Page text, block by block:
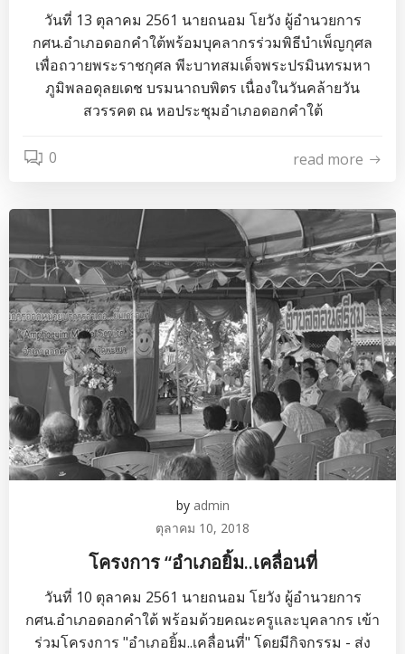
วันที่ 13 ตุลาคม 2561 นายถนอม โยวัง ผู้อำนวยการ
กศน.อำเภอดอกคำใต้พร้อมบุคลากรร่วมพิธีบำเพ็ญกุศล
เพื่อถวายพระราชกุศล พีะบาทสมเด็จพระปรมินทรมหา
ภูมิพลอดุลยเดช บรมนาถบพิตร เนื่องในวันคล้ายวัน
สวรรคต ณ หอประชุมอำเภอดอกคำใต้
0 read more
by admin
ตุลาคม 10, 2018
โครงการ “อำเภอยิ้ม..เคลื่อนที่
วันที่ 10 ตุลาคม 2561 นายถนอม โยวัง ผู้อำนวยการ
กศน.อำเภอดอกคำใต้ พร้อมด้วยคณะครูและบุคลากร เข้า
ร่วมโครงการ "อำเภอยิ้ม..เคลื่อนที่" โดยมีกิจกรรม - ส่ง